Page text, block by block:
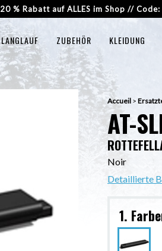
20 % Rabatt auf ALLES im Shop //
LANGLAUF ZUBEHÖR KLEIDUNG
Accueil >
AT-
Noir
Detaillierte
1.